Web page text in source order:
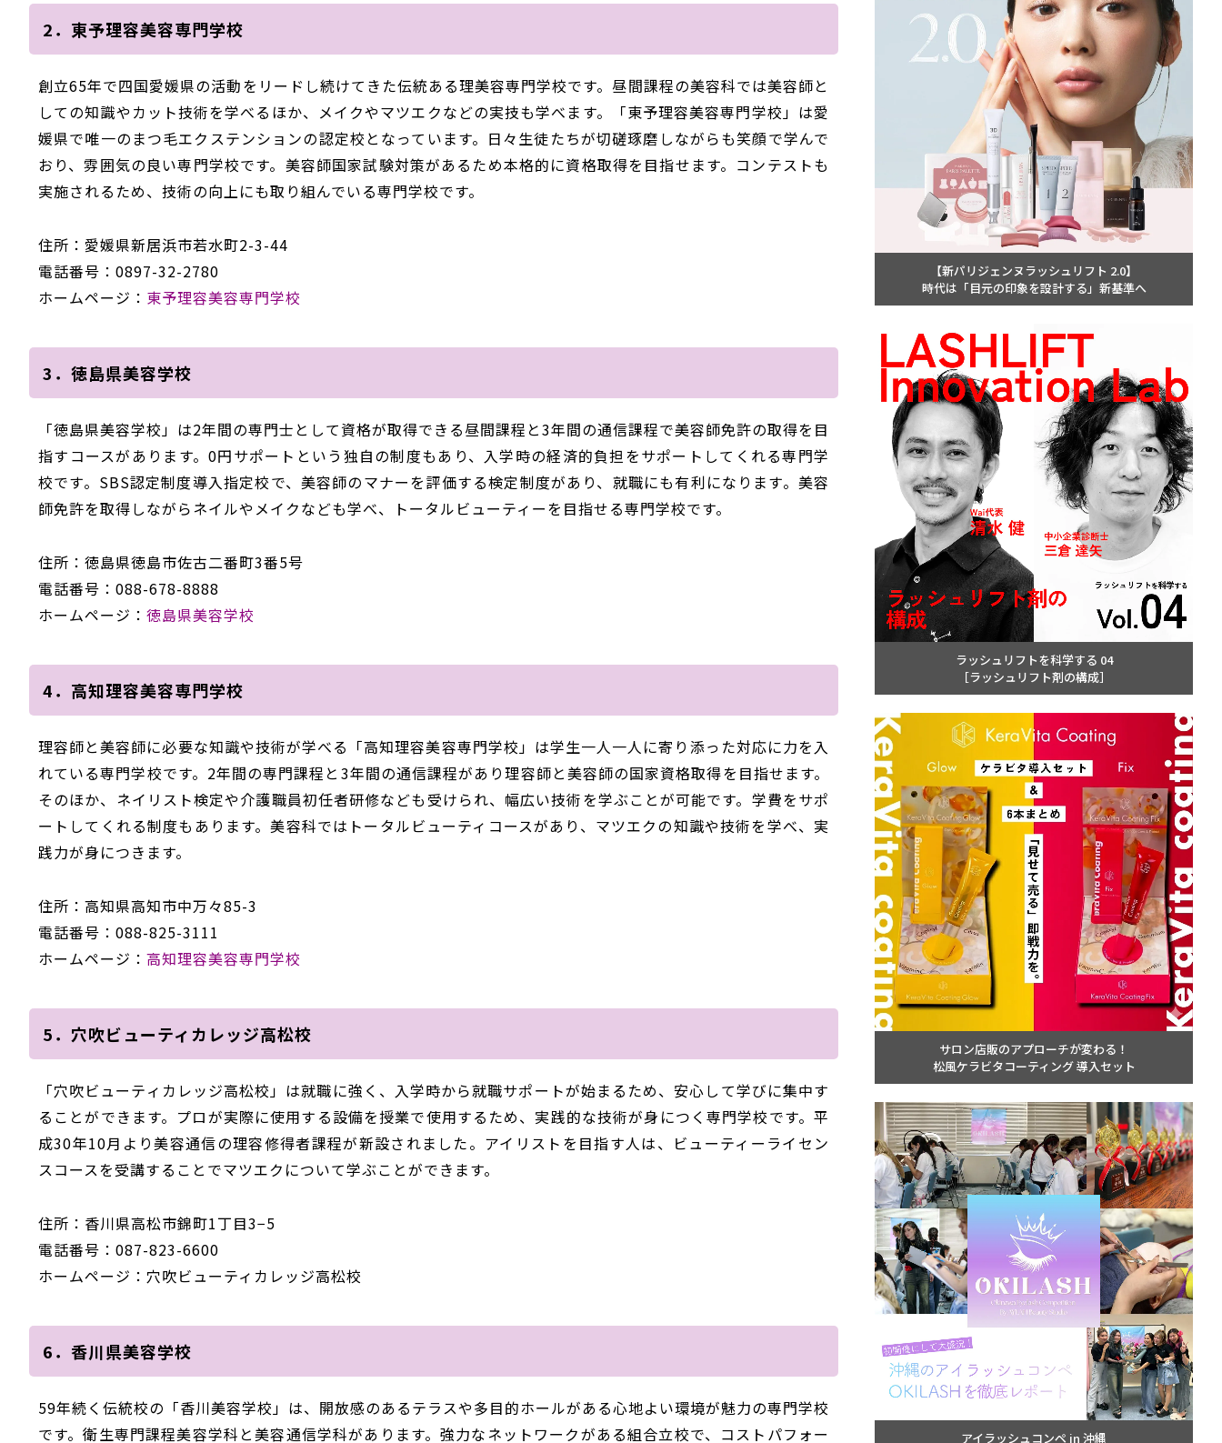
2．東予理容美容専門学校
創立65年で四国愛媛県の活動をリードし続けてきた伝統ある理美容専門学校です。昼間課程の美容科では美容師と
しての知識やカット技術を学べるほか、メイクやマツエクなどの実技も学べます。「東予理容美容専門学校」は愛
媛県で唯一のまつ毛エクステンションの認定校となっています。日々生徒たちが切磋琢磨しながらも笑顔で学んで
おり、雰囲気の良い専門学校です。美容師国家試験対策があるため本格的に資格取得を目指せます。コンテストも
実施されるため、技術の向上にも取り組んでいる専門学校です。
住所：愛媛県新居浜市若水町2-3-44
電話番号：0897-32-2780
ホームページ： 東予理容美容専門学校
3．徳島県美容学校
「徳島県美容学校」は2年間の専門士として資格が取得できる昼間課程と3年間の通信課程で美容師免許の取得を目
指すコースがあります。0円サポートという独自の制度もあり、入学時の経済的負担をサポートしてくれる専門学
校です。SBS認定制度導入指定校で、美容師のマナーを評価する検定制度があり、就職にも有利になります。美容
師免許を取得しながらネイルやメイクなども学べ、トータルビューティーを目指せる専門学校です。
住所：徳島県徳島市佐古二番町3番5号
電話番号：088-678-8888
ホームページ： 徳島県美容学校
4．高知理容美容専門学校
理容師と美容師に必要な知識や技術が学べる「高知理容美容専門学校」は学生一人一人に寄り添った対応に力を入
れている専門学校です。2年間の専門課程と3年間の通信課程があり理容師と美容師の国家資格取得を目指せます。
そのほか、ネイリスト検定や介護職員初任者研修なども受けられ、幅広い技術を学ぶことが可能です。学費をサポ
ートしてくれる制度もあります。美容科ではトータルビューティコースがあり、マツエクの知識や技術を学べ、実
践力が身につきます。
住所：高知県高知市中万々85-3
電話番号：088-825-3111
ホームページ： 高知理容美容専門学校
5．穴吹ビューティカレッジ高松校
「穴吹ビューティカレッジ高松校」は就職に強く、入学時から就職サポートが始まるため、安心して学びに集中す
ることができます。プロが実際に使用する設備を授業で使用するため、実践的な技術が身につく専門学校です。平
成30年10月より美容通信の理容修得者課程が新設されました。アイリストを目指す人は、ビューティーライセン
スコースを受講することでマツエクについて学ぶことができます。
住所：香川県高松市錦町1丁目3−5
電話番号：087-823-6600
ホームページ：穴吹ビューティカレッジ高松校
6．香川県美容学校
59年続く伝統校の「香川美容学校」は、開放感のあるテラスや多目的ホールがある心地よい環境が魅力の専門学校
です。衛生専門課程美容学科と美容通信学科があります。強力なネットワークがある組合立校で、コストパフォー
【新パリジェンヌラッシュリフト 2.0】
時代は「目元の印象を設計する」新基準へ
ラッシュリフトを科学する 04
［ラッシュリフト剤の構成］
サロン店販のアプローチが変わる！
松風ケラビタコーティング 導入セット
アイラッシュコンペ in 沖縄